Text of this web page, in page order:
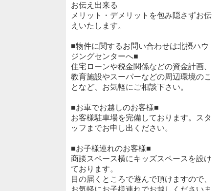
お伝え出来る
メリット・デメリットを包み隠さずお伝
えいたします。
■物件に関するお問い合わせは北摂ハウ
ジングセンターへ■
住宅ローンや税金関係などの資金計画、
教育施設やスーパーなどの周辺環境のこ
となど、お気軽にご相談下さい。
■お車でお越しのお客様■
お客様駐車場を完備しております。スタ
ッフまでお申し出ください。
■お子様連れのお客様■
商談スペース横にキッズスペースを設け
ております。
目の届くところで遊んで頂けますので、
お気軽にお子様連れでお越しくださいま